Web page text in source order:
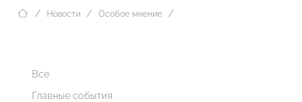
Новости Особое мнение
Все
Главные события